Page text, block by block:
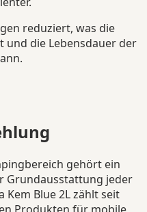
reduziert, was die
und die Lebensdauer der
gehört ein
Grundausstattung jeder
Blue 2L zählt seit